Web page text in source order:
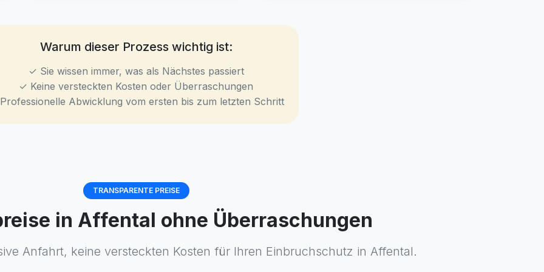
Warum dieser Prozess wichtig ist:
✓ Sie wissen immer, was als Nächstes passiert
✓ Keine versteckten Kosten oder Überraschungen
Abwicklung vom ersten bis zum letzten Schritt
TRANSPARENTE PREISE
in Affental ohne Überraschungen
Anfahrt, keine versteckten Kosten für Ihren Einbruchschutz in Affental.